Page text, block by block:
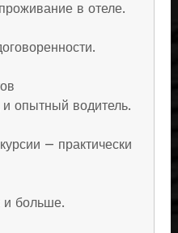
в отеле.
опытный водитель.
— практически
и больше.